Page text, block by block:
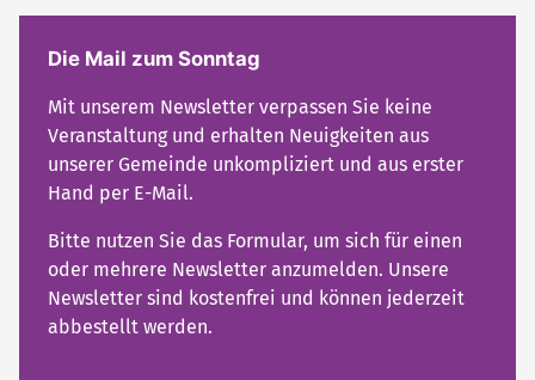
Die Mail zum Sonntag
Mit unserem Newsletter verpassen Sie keine
Veranstaltung und erhalten Neuigkeiten aus
unserer Gemeinde unkompliziert und aus erster
Hand per E-Mail.
Bitte nutzen Sie das Formular, um sich für einen
oder mehrere Newsletter anzumelden. Unsere
Newsletter sind kostenfrei und können jederzeit
abbestellt werden.